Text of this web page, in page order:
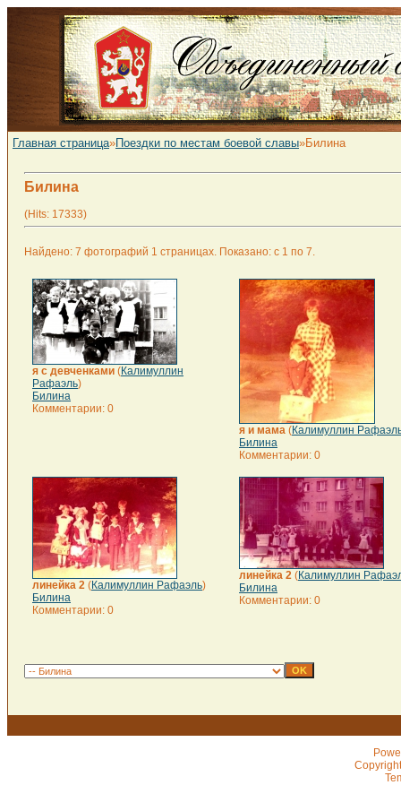
Главная страница»Поездки по местам боевой славы»Билина
Билина
(Hits: 17333)
Найдено: 7 фотографий 1 страницах. Показано: с 1 по 7.
я с девченками (Калимуллин
Рафаэль)
Билина
Комментарии: 0
я и мама (Калимуллин
Билина
Комментарии: 0
линейка 2 (Калимуллин Рафаэль)
Билина
Комментарии: 0
линейка 2 (Калимуллин
Билина
Комментарии: 0